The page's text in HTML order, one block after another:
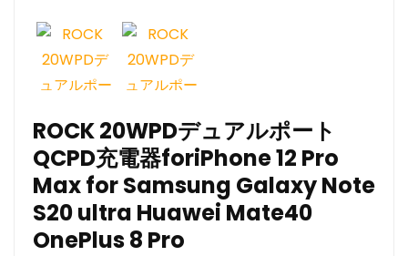
ROCK 20WPDデュアルポート
QCPD充電器foriPhone 12 Pro
Max for Samsung Galaxy Note
S20 ultra Huawei Mate40
OnePlus 8 Pro